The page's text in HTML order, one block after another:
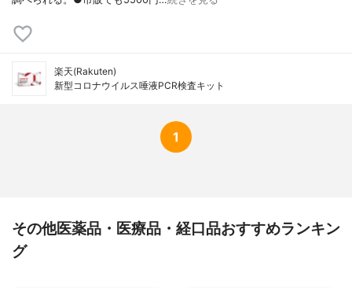
楽天(Rakuten)
新型コロナウイルス唾液PCR検査キット
1
その他医薬品・医療品・経口品おすすめランキン
グ